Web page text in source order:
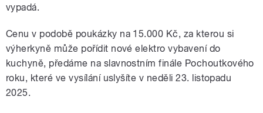
vypadá.
Cenu v podobě poukázky na 15.000 Kč, za kterou si
výherkyně může pořídit nové elektro vybavení do
kuchyně, předáme na slavnostním finále Pochoutkového
roku, které ve vysílání uslyšíte v neděli 23. listopadu
2025.